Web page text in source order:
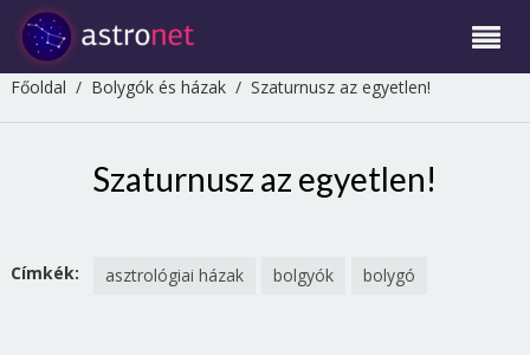
Főoldal / Bolygók és házak/ Szaturnusz az egyetlen!
Szaturnusz az egyetlen!
Címkék: asztrológiai házak bolgyók bolygó